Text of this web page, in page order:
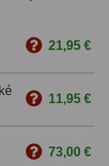
21,95 €
11,95 €
73,00 €